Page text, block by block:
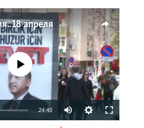
18 апреля
currently available
24:40